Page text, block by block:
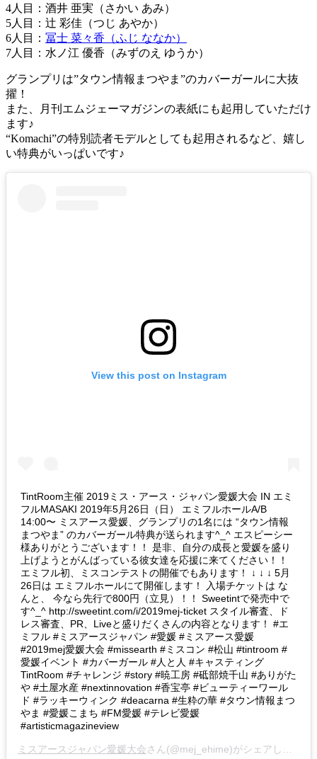
4人目：酒井 亜実（さかい あみ）
5人目：辻 彩佳（つじ あやか）
6人目： 冨士 菜々香（ふじ ななか）
7人目：水ノ江 優香（みずのえ ゆうか）
グランプリは”タウン情報まつやま”のカバーガールに大抜
擢！
また、月刊エムジェーマガジンの表紙にも起用していただけ
ます♪
“Komachi”の特別読者モデルとしても起用されるなど、嬉し
い特典がいっぱいです♪
View this post on Instagram
TintRoom主催 2019ミス・アース・ジャパン愛媛大会 IN エミ
フルMASAKI 2019年5月26日（日） エミフルホールA/B
14:00〜 ミスアース愛媛、グランプリの1名には “タウン情報
まつやま” のカバーガール特典が送られます^_^ エスピーシー
様ありがとうございます！！ 是非、自分の成長と愛媛を盛り
上げようとがんばっている彼女達を応援に来てください！！
エミフル初、ミスコンテストの開催でもあります！ ↓ ↓ ↓ 5月
26日は エミフルホールにて開催します！ 入場チケットは な
んと、 今なら先行で800円（立見）！！ Sweetintで発売中で
す^_^ http://sweetint.com/i/2019mej-ticket スタイル審査、ド
レス審査、PR、Liveと盛りだくさんの内容となります！ #エ
ミフル #ミスアースジャパン #愛媛 #ミスアース愛媛
#2019mej愛媛大会 #missearth #ミスコン #松山 #tintroom #
愛媛イベント #カバーガール #人と人 #キャスティング
TintRoom #チャレンジ #story #暁工房 #砥部焼千山 #ありがた
や #土屋水産 #nextinnovation #香宝亭 #ビューティーワール
ド #ラッキーウィンク #deacarna #生粋の華 #タウン情報まつ
やま #愛媛こまち #FM愛媛 #テレビ愛媛
#artisticmagazineview
ミスアースジャパン愛媛大会さん(@mej_ehime)がシェアした投稿 –